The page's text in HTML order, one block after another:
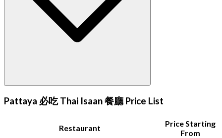
Pattaya 必吃 Thai Isaan 餐廳 Price List
Restaurant
Price Starting
From